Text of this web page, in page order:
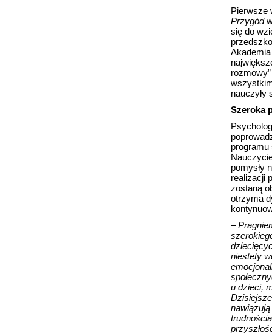
Pierwsze
Przygód
się do
Akademia
nauczyły
Szeroka
pomysły
realizacji
zostaną
otrzyma
–
niestety
u dzieci,